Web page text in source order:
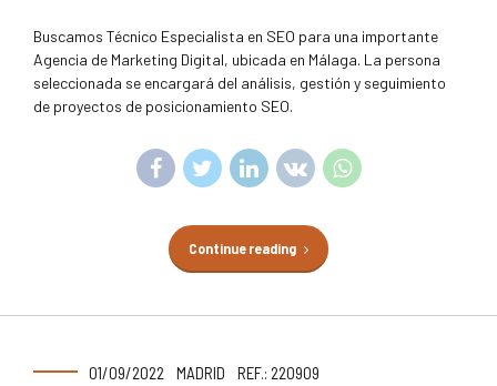
Buscamos Técnico Especialista en SEO para una importante
Agencia de Marketing Digital, ubicada en Málaga. La persona
seleccionada se encargará del análisis, gestión y seguimiento
de proyectos de posicionamiento SEO.
Continue reading
01/09/2022 MADRID REF.: 220909